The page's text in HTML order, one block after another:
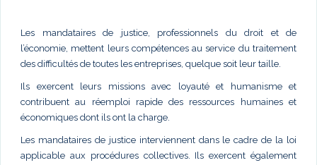
Les mandataires de justice, professionnels du droit et de
l’économie, mettent leurs compétences au service du traitement
des difficultés de toutes les entreprises, quelque soit leur taille.
Ils exercent leurs missions avec loyauté et humanisme et
contribuent au réemploi rapide des ressources humaines et
économiques dont ils ont la charge.
Les mandataires de justice interviennent dans le cadre de la loi
applicable aux procédures collectives. Ils exercent également